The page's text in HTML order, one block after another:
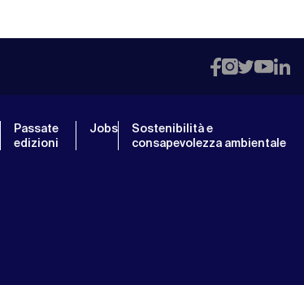
Passate
edizioni
Jobs
Sostenibilità e
consapevolezza ambientale